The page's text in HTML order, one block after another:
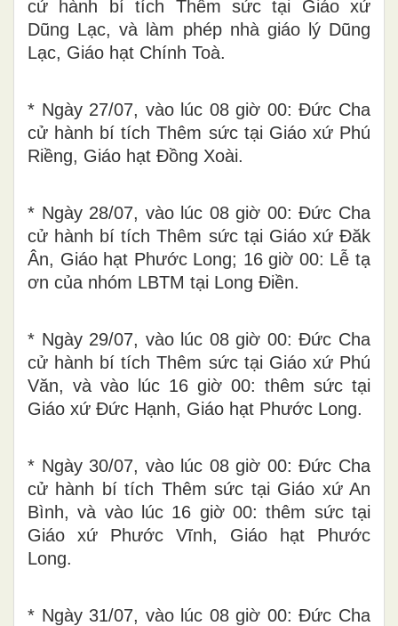
cử hành bí tích Thêm sức tại Giáo xứ
Dũng Lạc, và làm phép nhà giáo lý Dũng
Lạc, Giáo hạt Chính Toà.
* Ngày 27/07, vào lúc 08 giờ 00: Đức Cha
cử hành bí tích Thêm sức tại Giáo xứ Phú
Riềng, Giáo hạt Đồng Xoài.
* Ngày 28/07, vào lúc 08 giờ 00: Đức Cha
cử hành bí tích Thêm sức tại Giáo xứ Đăk
Ân, Giáo hạt Phước Long; 16 giờ 00: Lễ tạ
ơn của nhóm LBTM tại Long Điền.
* Ngày 29/07, vào lúc 08 giờ 00: Đức Cha
cử hành bí tích Thêm sức tại Giáo xứ Phú
Văn, và vào lúc 16 giờ 00: thêm sức tại
Giáo xứ Đức Hạnh, Giáo hạt Phước Long.
* Ngày 30/07, vào lúc 08 giờ 00: Đức Cha
cử hành bí tích Thêm sức tại Giáo xứ An
Bình, và vào lúc 16 giờ 00: thêm sức tại
Giáo xứ Phước Vĩnh, Giáo hạt Phước
Long.
* Ngày 31/07, vào lúc 08 giờ 00: Đức Cha